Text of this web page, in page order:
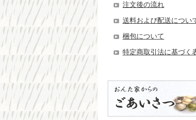
注文後の流れ
送料および配送につい
梱包について
特定商取引法に基づく